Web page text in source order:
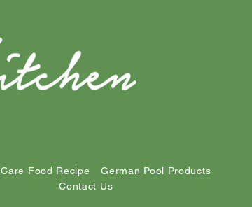
Care Food Recipe
German Pool Products
Contact Us